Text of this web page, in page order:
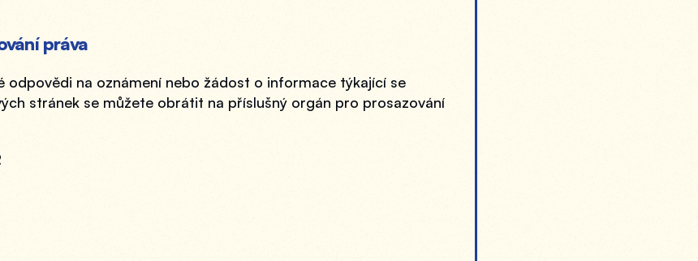
práva
odpovědi na oznámení nebo žádost o informace týkající se
stránek se můžete obrátit na příslušný orgán pro prosazování